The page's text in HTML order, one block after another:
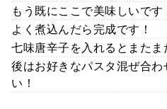
もう既にここで美味しいです
よく煮込んだら完成です！
七味唐辛子を入れるとまたま
後はお好きなパスタ混ぜ合
い！